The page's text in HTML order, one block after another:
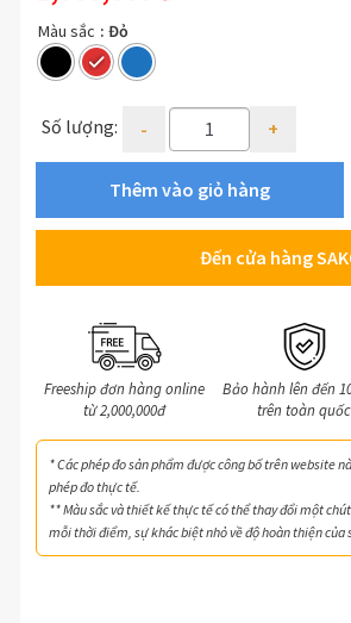
Màu sắc : Đỏ
Số lượng:
Thêm vào giỏ hàng
Đến cửa hàng
Freeship đơn hàng online
từ 2,000,000đ
Bảo hành lên đến
trên toàn quốc
* Các phép đo sản phẩm được công bố trên website
phép đo thực tế.
** Màu sắc và thiết kế thực tế có thể thay đổi một
mỗi thời điểm, sự khác biệt nhỏ về độ hoàn thiện của